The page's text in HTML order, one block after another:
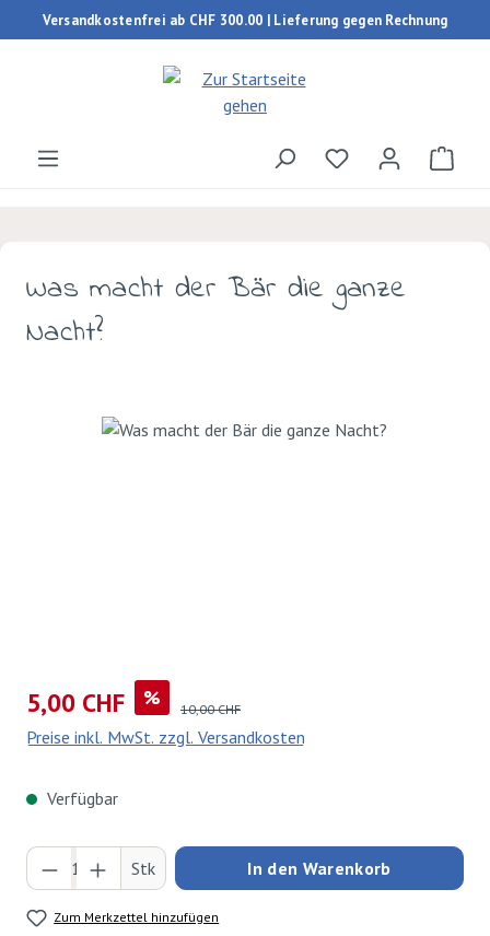
Zum Hauptinhalt springen
Versandkostenfrei ab CHF 300.00 | Lieferung gegen Rechnung
Du hast 0
Was macht der Bär die ganze
Nacht?
Bildergalerie überspringen
Verkaufspreis:
5,00 CHF % Regulärer Preis:
10,00 CHF
Preise inkl. MwSt. zzgl. Versandkosten
Verfügbar
Produkt Anzahl: Gib den gewünschten Wert
Stk In den Warenkorb
Zum Merkzettel hinzufügen